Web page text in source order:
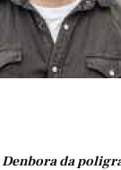
Denbora da